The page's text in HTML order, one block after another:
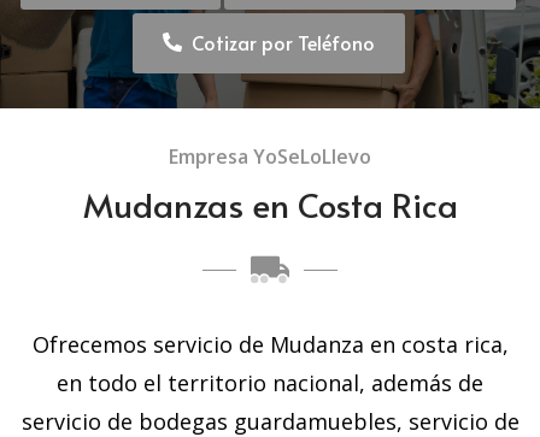
Cotizar por Teléfono
Empresa YoSeLoLlevo
Mudanzas en Costa Rica
Ofrecemos servicio de Mudanza en costa rica,
en todo el territorio nacional, además de
servicio de bodegas guardamuebles, servicio de